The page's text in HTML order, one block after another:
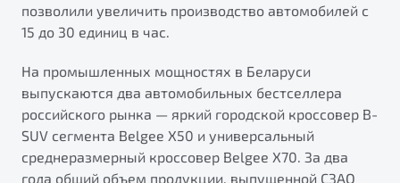
позволили увеличить производство автомобилей с
15 до 30 единиц в час.
На промышленных мощностях в Беларуси
выпускаются два автомобильных бестселлера
российского рынка — яркий городской кроссовер B-
SUV сегмента Belgee X50 и универсальный
среднеразмерный кроссовер Belgee X70. За два
года общий объем продукции, выпущенной СЗАО